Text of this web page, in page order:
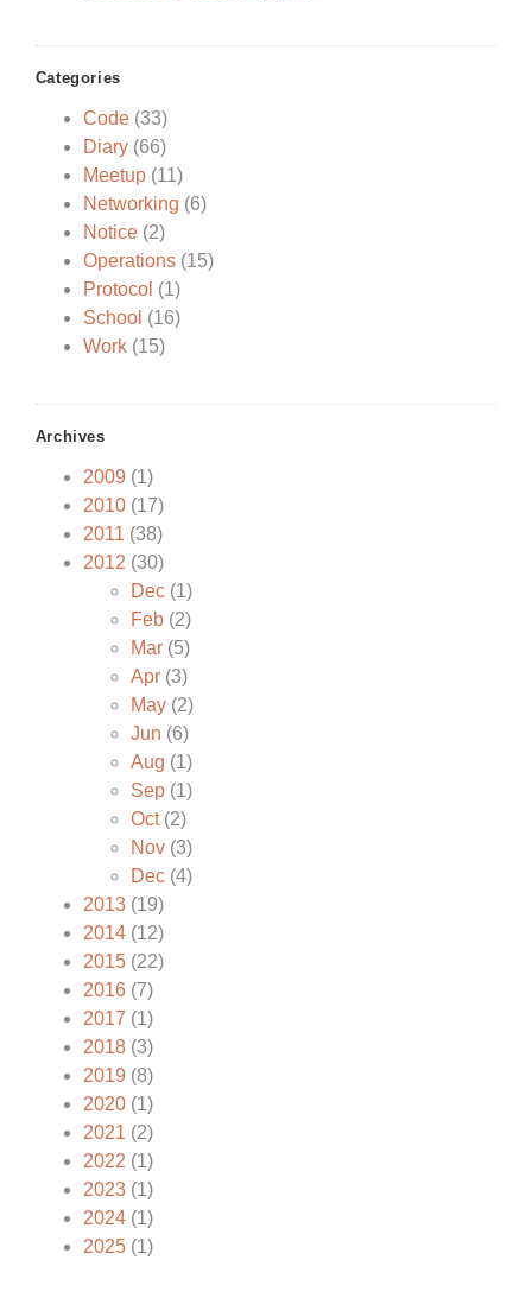
Categories
Code(33)
Diary(66)
Meetup(11)
Networking (6)
Notice(2)
Operations(15)
Protocol (1)
School (16)
Work(15)
Archives
2009 (1)
2010(17)
2011 (38)
2012 (30)
Dec(1)
Feb(2)
Mar(5)
Apr(3)
May(2)
Jun (6)
Aug (1)
Sep(1)
Oct(2)
Nov(3)
Dec(4)
2013(19)
2014(12)
2015(22)
2016(7)
2017 (1)
2018(3)
2019 (8)
2020(1)
2021 (2)
2022 (1)
2023(1)
2024(1)
2025(1)